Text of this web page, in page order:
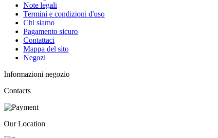
Note legali
Termini e condizioni d'uso
Chi siamo
Pagamento sicuro
Contattaci
Mappa del sito
Negozi
Informazioni negozio
Contacts
Our Location